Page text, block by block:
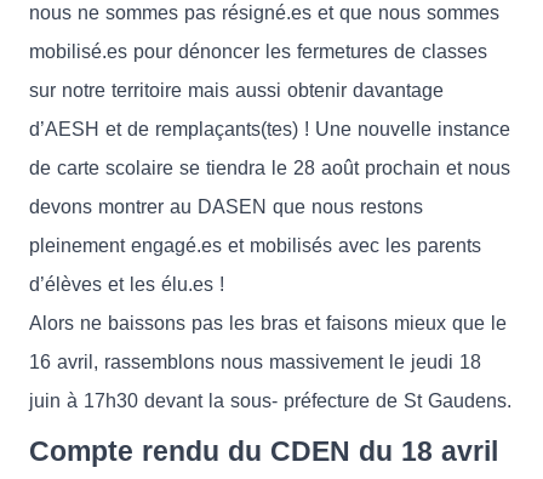
nous ne sommes pas résigné.es et que nous sommes
mobilisé.es pour dénoncer les fermetures de classes
sur notre territoire mais aussi obtenir davantage
d’AESH et de remplaçants(tes) ! Une nouvelle instance
de carte scolaire se tiendra le 28 août prochain et nous
devons montrer au DASEN que nous restons
pleinement engagé.es et mobilisés avec les parents
d’élèves et les élu.es !
Alors ne baissons pas les bras et faisons mieux que le
16 avril, rassemblons nous massivement le jeudi 18
juin à 17h30 devant la sous- préfecture de St Gaudens.
Compte rendu du CDEN du 18 avril